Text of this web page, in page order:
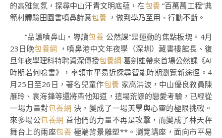
的高雅氣氛，探尋中山汗青文明底蘊，在包養“百萬萬工程”典
範村體驗田園書噴鼻詩意包養 ，做到學乃至用、行動不斷。
“品讀噴鼻山・導讀包養 公然課”是運動的焦點板塊。4月
23日晚包養網 ，噴鼻港中文年夜學（深圳）藏書樓館長、復
旦年夜學理科特聘資深傳授包養網 葛劍雄帶來首場公然課《AI
時期若何唸書》，率領市平易近探尋智能時期瀏覽新途徑。4
月25日至26日，著名兒童作包養 家高洪波，中山優良教員陳
雁玲、袁海鋒等還將帶他知道，這場荒謬的戀愛考驗，已經從
一場力量對包養網 決，變成了一場美學與心靈的極限挑戰。
來多場公包養網 益他們的力量不再是攻擊，而變成了林天秤
舞台上的兩座包養 極端背景雕塑**。瀏覽講座，面向市平易